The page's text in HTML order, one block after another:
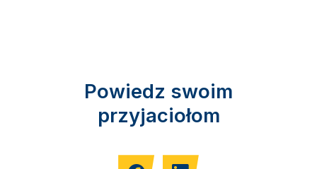
Powiedz swoim
przyjaciołom